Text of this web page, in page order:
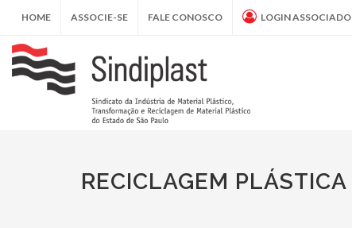
HOME ASSOCIE-SE FALE CONOSCO LOGIN ASSOCIADO
RECICLAGEM PLÁSTICA